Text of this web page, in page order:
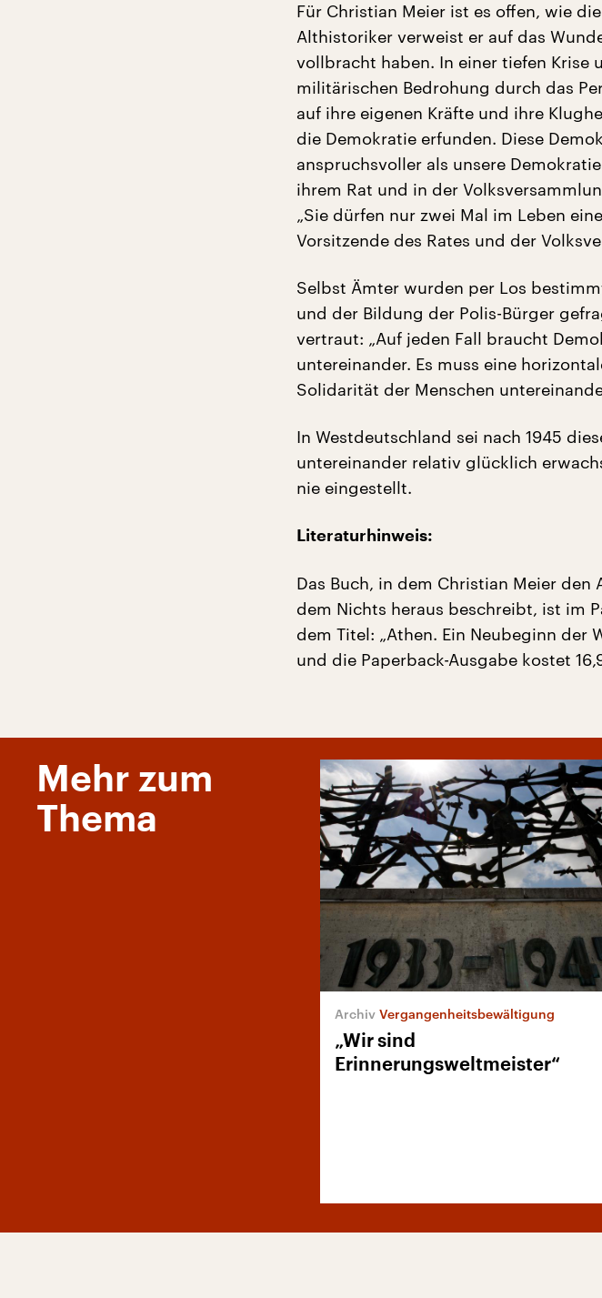
Für Christian Meier ist es offen, wie
Althistoriker verweist er auf das
vollbracht haben. In einer tiefen Krise
militärischen Bedrohung durch das
auf ihre eigenen Kräfte und ihre
die Demokratie erfunden. Diese
anspruchsvoller als unsere
ihrem Rat und in der
„Sie dürfen nur zwei Mal im Leben
Vorsitzende des Rates und der
Selbst Ämter wurden per Los
und der Bildung der Polis-Bürger
vertraut: „Auf jeden Fall braucht
untereinander. Es muss eine
Solidarität der Menschen
In Westdeutschland sei nach 1945
untereinander relativ glücklich
nie eingestellt.
Literaturhinweis:
Das Buch, in dem Christian Meier
dem Nichts heraus beschreibt, ist im
dem Titel: „Athen. Ein Neubeginn der
und die Paperback-Ausgabe kostet
Mehr zum
Thema
Vergangenheitsbewältigung
„Wir sind
Erinnerungsweltmeister“